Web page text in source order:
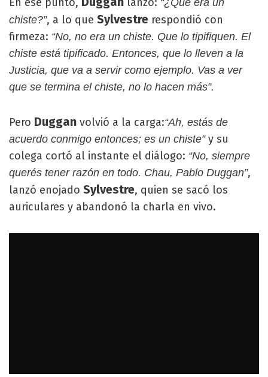
“¿Qué era un
chiste?”, a lo que Sylvestre respondió con
firmeza: “No, no era un chiste. Que lo tipifiquen. El
chiste está tipificado. Entonces, que lo lleven a la
Justicia, que va a servir como ejemplo. Vas a ver
que se termina el chiste, no lo hacen más”.
Pero Duggan volvió a la carga:“Ah, estás de
acuerdo conmigo entonces; es un chiste” y su
colega cortó al instante el diálogo: “No, siempre
querés tener razón en todo. Chau, Pablo Duggan”,
lanzó enojado Sylvestre, quien se sacó los
auriculares y abandonó la charla en vivo.